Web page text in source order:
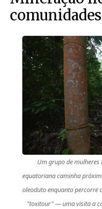
Um grupo de
equatoriana caminha
oleoduto enquanto percorre
"toxitour" — uma visita a